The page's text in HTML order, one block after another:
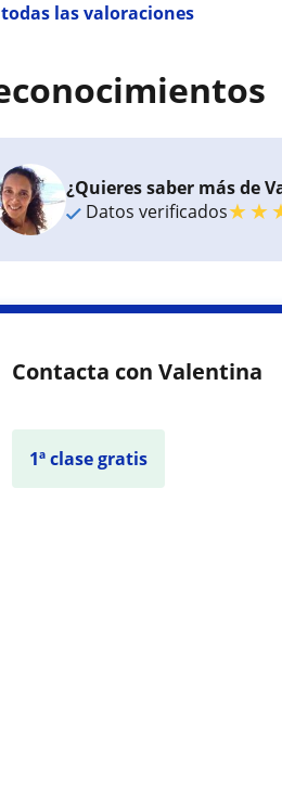
las valoraciones
¿Quieres saber más de
Datos verificados★★
Contacta con Valentina
1ª clase gratis